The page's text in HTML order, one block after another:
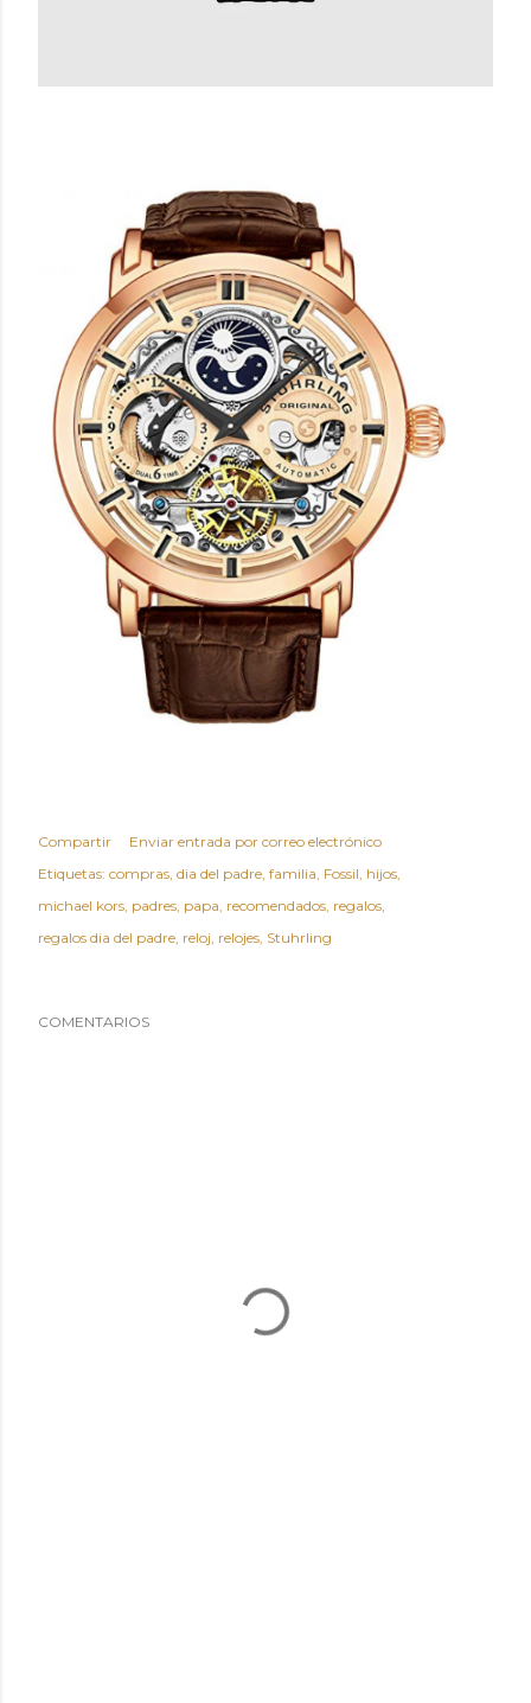
Compartir
Enviar entrada por correo electrónico
Etiquetas: compras dia del padre familia Fossil hijos
michael kors padres papa recomendados regalos
regalos dia del padre reloj relojes Stuhrling
COMENTARIOS